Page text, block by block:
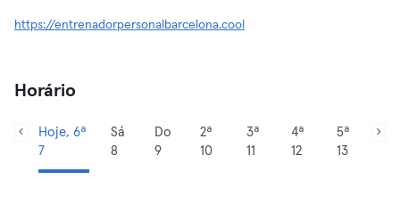
https://entrenadorpersonalbarcelona.cool
Horário
Hoje, 6ª
7
Sá
8
Do
9
2ª
10
3ª
11
4ª
12
5ª
13